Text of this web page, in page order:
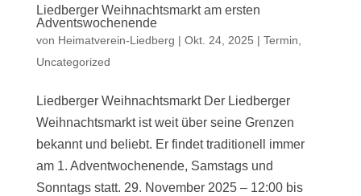
Liedberger Weihnachtsmarkt am ersten
Adventswochenende
von Heimatverein-Liedberg | Okt. 24, 2025 | Termin
Uncategorized
Liedberger Weihnachtsmarkt Der Liedberger
Weihnachtsmarkt ist weit über seine Grenzen
bekannt und beliebt. Er findet traditionell immer
am 1. Adventwochenende, Samstags und
Sonntags statt. 29. November 2025 – 12:00 bis